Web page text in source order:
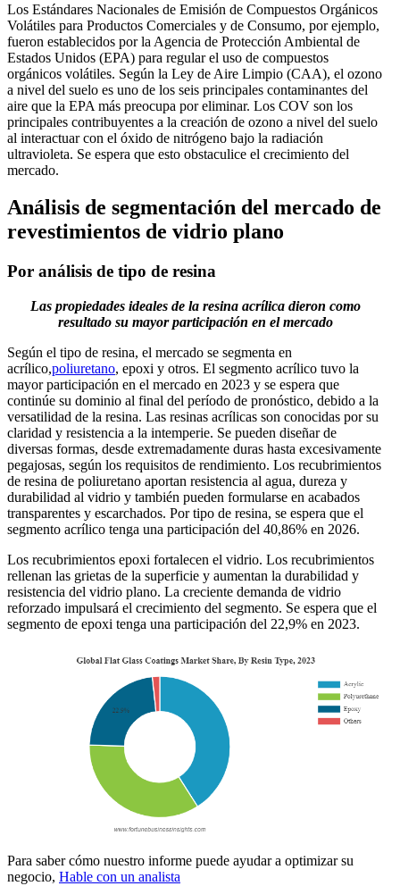
Los Estándares Nacionales de Emisión de Compuestos Orgánicos
Volátiles para Productos Comerciales y de Consumo, por ejemplo,
fueron establecidos por la Agencia de Protección Ambiental de
Estados Unidos (EPA) para regular el uso de compuestos
orgánicos volátiles. Según la Ley de Aire Limpio (CAA), el ozono
a nivel del suelo es uno de los seis principales contaminantes del
aire que la EPA más preocupa por eliminar. Los COV son los
principales contribuyentes a la creación de ozono a nivel del suelo
al interactuar con el óxido de nitrógeno bajo la radiación
ultravioleta. Se espera que esto obstaculice el crecimiento del
mercado.
Análisis de segmentación del mercado de
revestimientos de vidrio plano
Por análisis de tipo de resina
Las propiedades ideales de la resina acrílica dieron como
resultado su mayor participación en el mercado
Según el tipo de resina, el mercado se segmenta en
acrílico,poliuretano, epoxi y otros. El segmento acrílico tuvo la
mayor participación en el mercado en 2023 y se espera que
continúe su dominio al final del período de pronóstico, debido a la
versatilidad de la resina. Las resinas acrílicas son conocidas por su
claridad y resistencia a la intemperie. Se pueden diseñar de
diversas formas, desde extremadamente duras hasta excesivamente
pegajosas, según los requisitos de rendimiento. Los recubrimientos
de resina de poliuretano aportan resistencia al agua, dureza y
durabilidad al vidrio y también pueden formularse en acabados
transparentes y escarchados. Por tipo de resina, se espera que el
segmento acrílico tenga una participación del 40,86% en 2026.
Los recubrimientos epoxi fortalecen el vidrio. Los recubrimientos
rellenan las grietas de la superficie y aumentan la durabilidad y
resistencia del vidrio plano. La creciente demanda de vidrio
reforzado impulsará el crecimiento del segmento. Se espera que el
segmento de epoxi tenga una participación del 22,9% en 2023.
Para saber cómo nuestro informe puede ayudar a optimizar su
negocio, Hable con un analista